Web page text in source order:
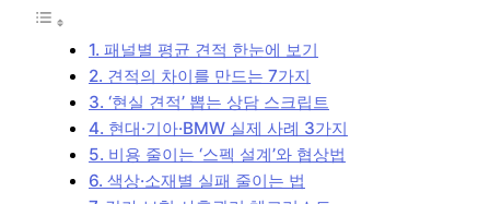
1. 패널별 평균 견적 한눈에 보기
2. 견적의 차이를 만드는 7가지
3. ‘현실 견적’ 뽑는 상담 스크립트
4. 현대·기아·BMW 실제 사례 3가지
5. 비용 줄이는 ‘스펙 설계’와 협상법
6. 색상·소재별 실패 줄이는 법